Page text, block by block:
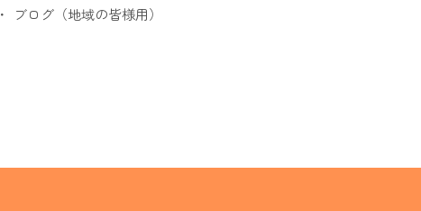
ブログ（地域の皆様用）